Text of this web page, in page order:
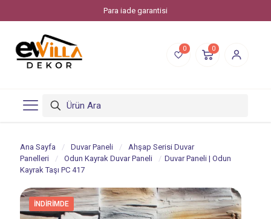
Para iade garantisi
0 0
Ana Sayfa / Duvar Paneli /
Ahşap Serisi Duvar
Panelleri
/ Odun Kayrak Duvar Paneli / Duvar Paneli | Odun
Kayrak Taşı PC 417
İNDIRIMDE